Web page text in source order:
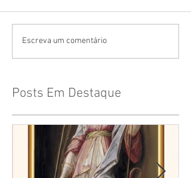
Escreva um comentário
Posts Em Destaque